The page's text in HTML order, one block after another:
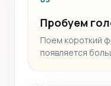
Пробуем
Поем короткий
появляется